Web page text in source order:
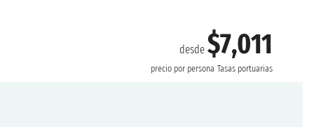
desde$7,011
precio por persona Tasas portuarias